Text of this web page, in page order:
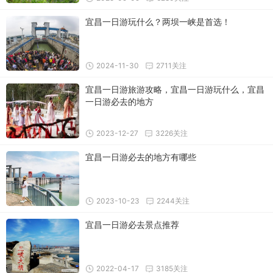
宜昌一日游玩什么？两坝一峡是首选！
2711关注
2024-11-30
宜昌一日游旅游攻略，宜昌一日游玩什么，宜昌
一日游必去的地方
3226关注
2023-12-27
宜昌一日游必去的地方有哪些
2244关注
2023-10-23
宜昌一日游必去景点推荐
3185关注
2022-04-17